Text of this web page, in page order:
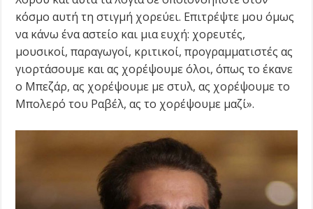
κόσμο αυτή τη στιγμή χορεύει. Επιτρέψτε μου όμως
να κάνω ένα αστείο και μια ευχή: χορευτές,
μουσικοί, παραγωγοί, κριτικοί, προγραμματιστές ας
γιορτάσουμε και ας χορέψουμε όλοι, όπως το έκανε
ο Μπεζάρ, ας χορέψουμε με στυλ, ας χορέψουμε το
Μπολερό του Ραβέλ, ας το χορέψουμε μαζί».